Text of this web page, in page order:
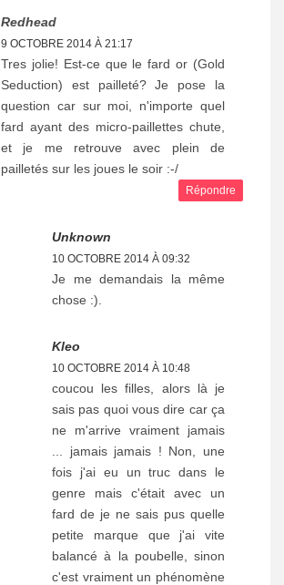
Redhead
9 OCTOBRE 2014 À 21:17
Tres jolie! Est-ce que le fard or (Gold
Seduction) est pailleté? Je pose la
question car sur moi, n'importe quel
fard ayant des micro-paillettes chute,
et je me retrouve avec plein de
pailletés sur les joues le soir :-/
Répondre
Unknown
10 OCTOBRE 2014 À 09:32
Je me demandais la même
chose :).
Kleo
10 OCTOBRE 2014 À 10:48
coucou les filles, alors là je
sais pas quoi vous dire car ça
ne m'arrive vraiment jamais
... jamais jamais ! Non, une
fois j'ai eu un truc dans le
genre mais c'était avec un
fard de je ne sais pus quelle
petite marque que j'ai vite
balancé à la poubelle, sinon
c'est vraiment un phénomène